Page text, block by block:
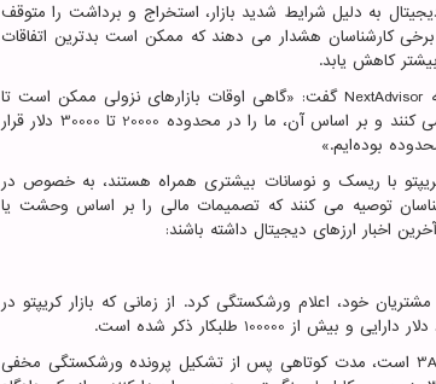
به دلیل شرایط شدید بازار، استخراج و برداشت را متوقف
کارشناسان هشدار می دهند که ممکن است بدترین اتفاقات
کاهش یابد.
NextAdvisor گفت: «گاهی اوقات بازارهای نزولی ممکن است تا
چندین ماه ادامه داشته باشند. برخی افراد میانگین 20 هفته ای بیت کوین را دنبال می کنند و بر اساس آن، ما را در محدوده 20000 تا 30000 دلار قرار
بوده‌ایم.»
با ریسک و نوسانات بیشتری همراه هستند، به خصوص در
توصیه می کنند که تصمیمات مالی را بر اساس وحشت یا
اخبار ارزهای دیجیتال داشته باشند:
خود، اعلام ورشکستگی کرد. از زمانی که بازار کریپتو در
است، مدت کوتاهی پس از تشکیل پرونده ورشکستگی مخفی